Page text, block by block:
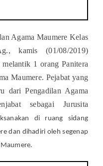
Agama Maumere Kelas
kamis (01/08/2019)
1 orang Panitera
Maumere. Pejabat yang
dari Pengadilan Agama
sebagai Jurusita
di ruang sidang
dan dihadiri oleh segenap